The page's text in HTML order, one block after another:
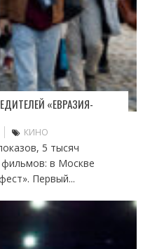
«ЕВРАЗИЯ-
КИНО
5 тысяч
в Москве
Первый...